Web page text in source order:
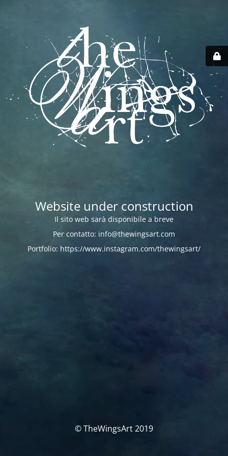
Website under construction
Il sito web sarà disponibile a breve
Per contatto: info@thewingsart.com
Portfolio: https://www.instagram.com/thewingsart/
© TheWingsArt 2019